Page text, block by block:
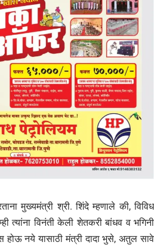
मुख्यमंत्री श्री. शिंदे म्हणाले की, विविध
त्यांना विनंती केली शेतकरी बांधव व भगिनी
होऊ नये यासाठी मंत्री दादा भुसे, अतुल सावे